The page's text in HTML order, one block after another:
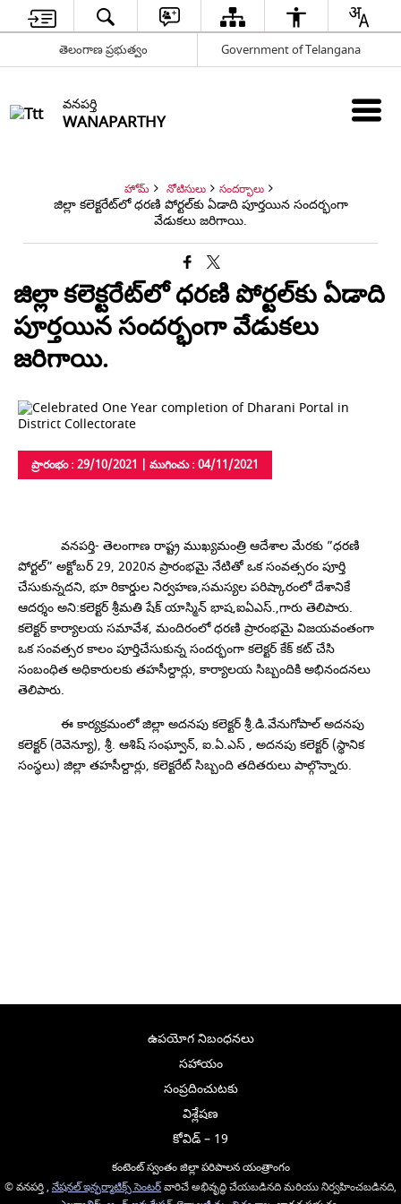
తెలంగాణ ప్రభుత్వం Government of Telangana
వనపర్తి
WANAPARTHY
హోమ్ నోటిసులు సందర్భాలు
జిల్లా కలెక్టరేట్‌లో ధరణి పోర్టల్‌కు ఏడాది పూర్తయిన సందర్భంగా
వేడుకలు జరిగాయి.
జిల్లా కలెక్టరేట్‌లో ధరణి పోర్టల్‌కు ఏడాది
పూర్తయిన సందర్భంగా వేడుకలు
జరిగాయి.
ప్రారంభం : 29/10/2021 | ముగించు : 04/11/2021
వనపర్తి- తెలంగాణ రాష్ట్ర ముఖ్యమంత్రి ఆదేశాల మేరకు ”ధరణి
పోర్టల్” అక్టోబర్ 29, 2020న ప్రారంభమై నేటితో ఒక సంవత్సరం పూర్తి
చేసుకున్నదని, భూ రికార్డుల నిర్వహణ,సమస్యల పరిష్కారంలో దేశానికే
ఆదర్శం అని:కలెక్టర్ శ్రీమతి షేక్ యాస్మిన్ భాష,ఐఏఎస్.,గారు తెలిపారు.
కలెక్టర్ కార్యాలయ సమావేశ, మందిరంలో ధరణి ప్రారంభమై విజయవంతంగా
ఒక సంవత్సర కాలం పూర్తిచేసుకున్న సందర్భంగా కలెక్టర్ కేక్ కట్ చేసి
సంబంధిత అధికారులకు తహసీల్దార్లు, కార్యాలయ సిబ్బందికి అభినందనలు
తెలిపారు.
ఈ కార్యక్రమంలో జిల్లా అదనపు కలెక్టర్ శ్రీ.డి.వేనుగోపాల్ అదనపు
కలెక్టర్ (రెవెన్యూ), శ్రీ. ఆశిష్ సంఘ్వాన్, ఐ.ఏ.ఎస్ , అదనపు కలెక్టర్ (స్థానిక
సంస్థలు) జిల్లా తహసీల్దార్లు, కలెక్టరేట్ సిబ్బంది తదితరులు పాల్గొన్నారు.
ఉపయోగ నిబంధనలు
సహాయం
సంప్రదించుటకు
విశ్లేషణ
కోవిడ్ – 19
కంటెంట్ స్వంతం జిల్లా పరిపాలన యంత్రాంగం
© వనపర్తి , నేషనల్ ఇన్ఫర్మాటిక్స్ సెంటర్వారిచే అభివృద్ధి చేయబడినది మరియు నిర్వహించబడినది,